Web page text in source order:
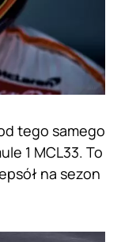
tego samego
1 MCL33. To
na sezon